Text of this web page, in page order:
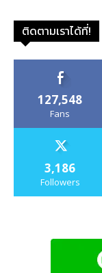
ติดตามเราได้ที่!
127,548
Fans
3,186
Followers